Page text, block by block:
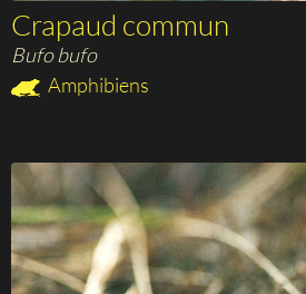
Crapaud commun
Bufo bufo
Amphibiens